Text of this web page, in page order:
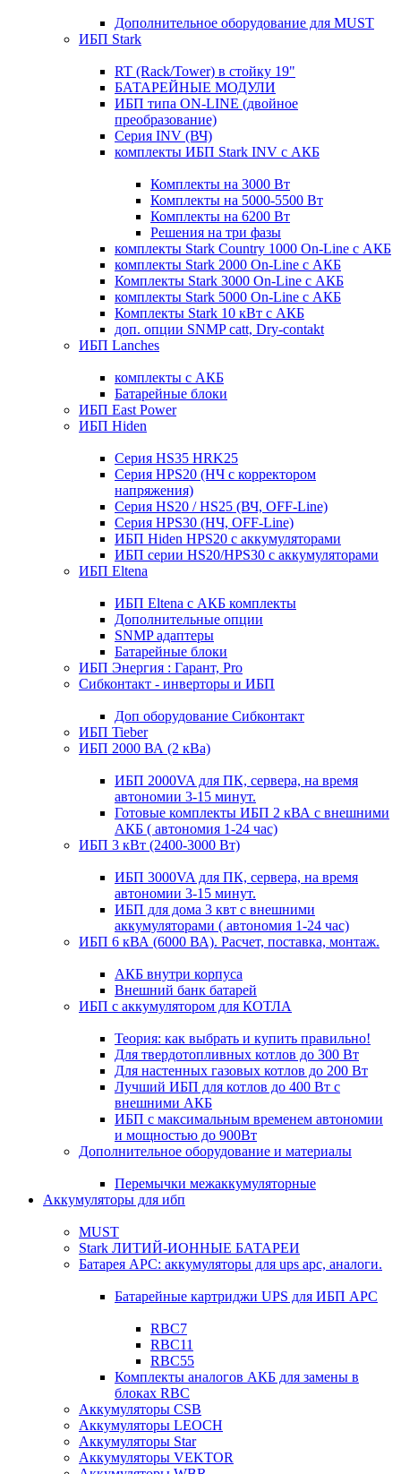
Дополнительное оборудование для MUST
ИБП Stark
RT (Rack/Tower) в стойку 19"
БАТАРЕЙНЫЕ МОДУЛИ
ИБП типа ON-LINE (двойное
преобразование)
Серия INV (ВЧ)
комплекты ИБП Stark INV с АКБ
Комплекты на 3000 Вт
Комплекты на 5000-5500 Вт
Комплекты на 6200 Вт
Решения на три фазы
комплекты Stark Country 1000 On-Line с АКБ
комплекты Stark 2000 On-Line с АКБ
Комплекты Stark 3000 On-Line с АКБ
комплекты Stark 5000 On-Line с АКБ
Комплекты Stark 10 кВт с АКБ
доп. опции SNMP catt, Dry-contakt
ИБП Lanches
комплекты с АКБ
Батарейные блоки
ИБП East Power
ИБП Hiden
Серия HS35 HRK25
Серия HPS20 (НЧ с корректором
напряжения)
Серия HS20 / HS25 (ВЧ, OFF-Line)
Серия HPS30 (НЧ, OFF-Line)
ИБП Hiden HPS20 с аккумуляторами
ИБП серии HS20/HPS30 с аккумуляторами
ИБП Eltena
ИБП Eltena с АКБ комплекты
Дополнительные опции
SNMP адаптеры
Батарейные блоки
ИБП Энергия : Гарант, Pro
Сибконтакт - инверторы и ИБП
Доп оборудование Сибконтакт
ИБП Tieber
ИБП 2000 ВА (2 кВа)
ИБП 2000VA для ПК, сервера, на время
автономии 3-15 минут.
Готовые комплекты ИБП 2 кВА с внешними
АКБ ( автономия 1-24 час)
ИБП 3 кВт (2400-3000 Вт)
ИБП 3000VA для ПК, сервера, на время
автономии 3-15 минут.
ИБП для дома 3 квт с внешними
аккумуляторами ( автономия 1-24 час)
ИБП 6 кВА (6000 ВА). Расчет, поставка, монтаж.
АКБ внутри корпуса
Внешний банк батарей
ИБП с аккумулятором для КОТЛА
Теория: как выбрать и купить правильно!
Для твердотопливных котлов до 300 Вт
Для настенных газовых котлов до 200 Вт
Лучший ИБП для котлов до 400 Вт с
внешними АКБ
ИБП с максимальным временем автономии
и мощностью до 900Вт
Дополнительное оборудование и материалы
Перемычки межаккумуляторные
Аккумуляторы для ибп
MUST
Stark ЛИТИЙ-ИОННЫЕ БАТАРЕИ
Батарея APC: аккумуляторы для ups apc, аналоги.
Батарейные картриджи UPS для ИБП APC
RBC7
RBC11
RBC55
Комплекты аналогов АКБ для замены в
блоках RBC
Аккумуляторы CSB
Аккумуляторы LEOCH
Аккумуляторы Star
Аккумуляторы VEKTOR